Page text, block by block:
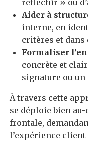
Aider à
interne, en
critères et dans
Formaliser
concrète et
signature ou un
À travers cette
se déploie bien
frontale,
l’expérience